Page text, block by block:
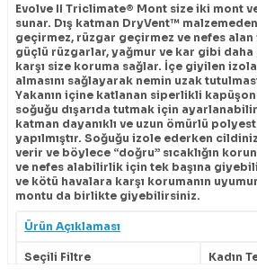
Evolve II Triclimate® Mont size iki mont
sunar. Dış katman DryVent™ malzemeden
geçirmez, rüzgar geçirmez ve nefes alan
güçlü rüzgarlar, yağmur ve kar gibi daha
karşı size koruma sağlar. İçe giyilen
almasını sağlayarak nemin uzak
Yakanın içine katlanan siperlikli
soğuğu dışarıda tutmak için
katman dayanıklı ve uzun ömürlü
yapılmıştır. Soğuğu izole ederken
verir ve böylece “doğru” sıcaklığın
ve nefes alabilirlik için tek başına
ve kötü havalara karşı korumanın
montu da birlikte giyebilirsiniz.
Ürün Açıklaması
Seçili Filtre Kadın